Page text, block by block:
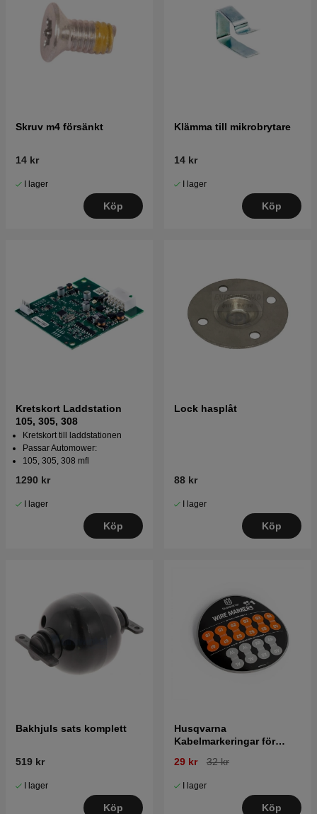
Skruv m4 försänkt
14 kr
I lager
Köp
Klämma till mikrobrytare
14 kr
I lager
Köp
Kretskort Laddstation
105, 305, 308
Kretskort till laddstationen
Passar Automower:
105, 305, 308 mfl
1290 kr
I lager
Köp
Lock hasplåt
88 kr
I lager
Köp
Bakhjuls sats komplett
519 kr
I lager
Köp
Husqvarna
Kabelmarkeringar för
29 kr 32 kr
I lager
Köp